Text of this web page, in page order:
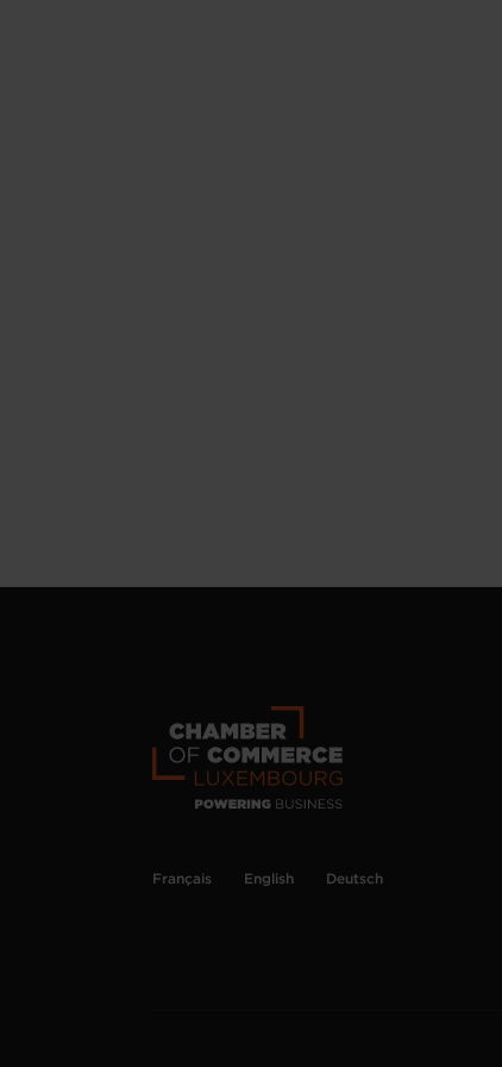
Français English Deutsch